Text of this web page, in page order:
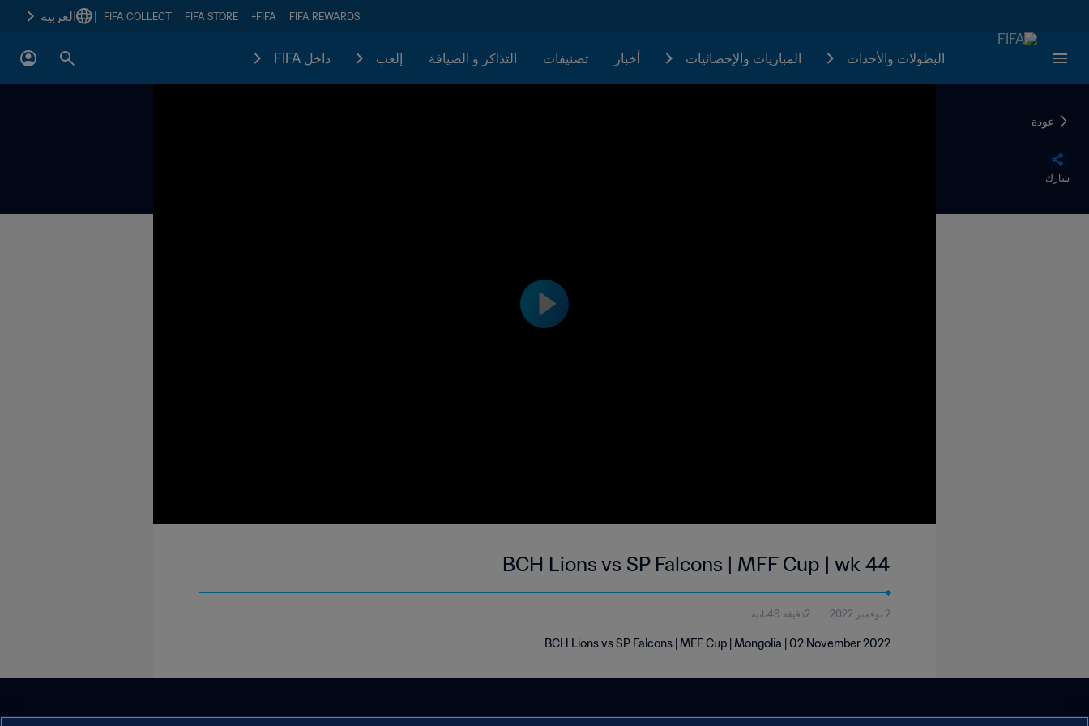
FIFA REWARDS
FIFA+
FIFA STORE
FIFA COLLECT العربية
البطولات والأحدات المباريات والإحصائيات أخبار تصنيفات التذاكر و الضيافة إلعب داخل FIFA
عودة
شارك
BCH Lions vs SP Falcons | MFF Cup | wk 44
2 نوفمبر 2022 2دقيقة 49ثانية
BCH Lions vs SP Falcons | MFF Cup | Mongolia | 02 November 2022